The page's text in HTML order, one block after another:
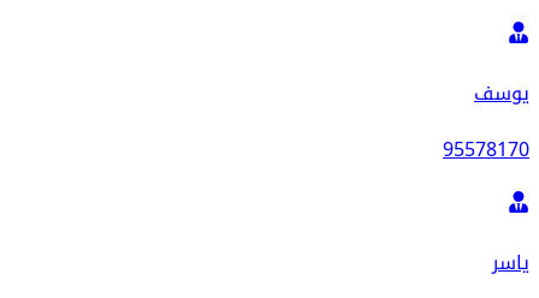
يوسف
95578170
ياسر